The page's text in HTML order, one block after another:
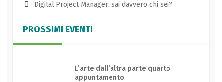
Digital Project Manager: sai davvero chi sei?
PROSSIMI EVENTI
L’arte dall’altra parte quarto
appuntamento